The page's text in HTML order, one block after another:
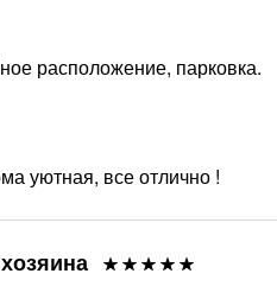
расположение, парковка.
уютная, все отлично !